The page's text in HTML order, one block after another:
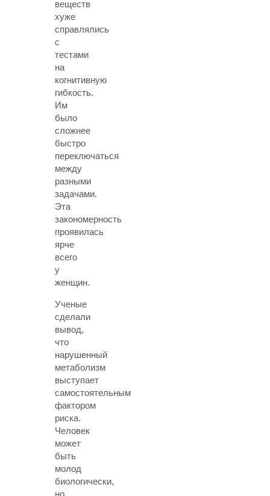
веществ
хуже
справлялись
с
тестами
на
когнитивную
гибкость.
Им
было
сложнее
быстро
переключаться
между
разными
задачами.
Эта
закономерность
проявилась
ярче
всего
у
женщин.
Ученые
сделали
вывод,
что
нарушенный
метаболизм
выступает
самостоятельным
фактором
риска.
Человек
может
быть
молод
биологически,